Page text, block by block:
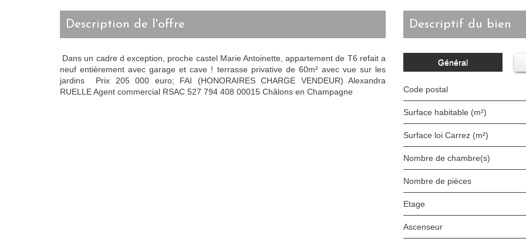
description de l'offre
Dans un cadre d exception, proche castel Marie Antoinette, appartement de T6 refait a
neuf entièrement avec garage et cave ! terrasse privative de 60m² avec vue sur les
jardins Prix 205 000 euro; FAI (HONORAIRES CHARGE VENDEUR) Alexandra
RUELLE Agent commercial RSAC 527 794 408 00015 Châlons en Champagne
descriptif du bien
Général
Code postal
Surface habitable (m²)
Surface loi Carrez (m²)
Nombre de chambre(s)
Nombre de pièces
Etage
Ascenseur